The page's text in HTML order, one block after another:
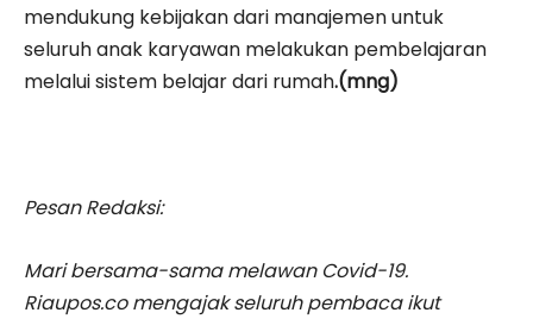
mendukung kebijakan dari manajemen untuk
seluruh anak karyawan melakukan pembelajaran
melalui sistem belajar dari rumah.(mng)
Pesan Redaksi:
Mari bersama-sama melawan Covid-19.
Riaupos.co mengajak seluruh pembaca ikut